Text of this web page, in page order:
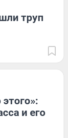
труп
и его